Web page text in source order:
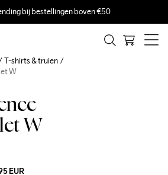
bij bestellingen boven €50
W
EUR
T-shirts & truien
W